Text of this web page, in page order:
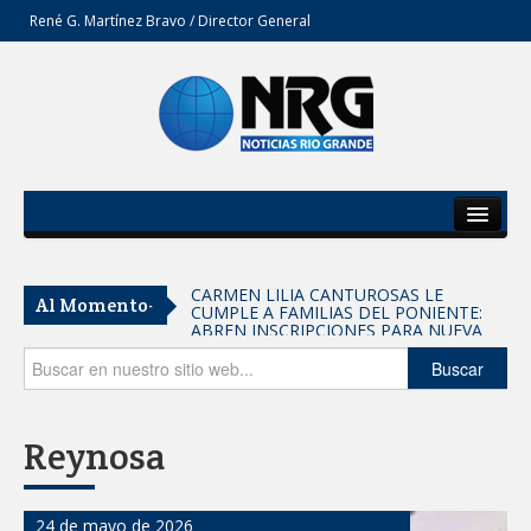
René G. Martínez Bravo / Director General
Del Estado
Secciones
Opinión
Al Momento- Entrega SEBIEN paquetes alimentarios
en Tampico
FORTALECE IMJUVE SALUD MENTAL DE
JÓVENES CON TERAPIAS PSICOLÓGICAS
Coordinan la SST y SET acciones para
fortalecer la formación médica y la
Buscar
Reynosa
24 de mayo de 2026